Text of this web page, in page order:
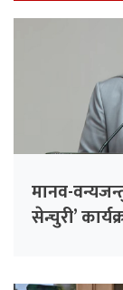
मानव-
सेन्चुरी’